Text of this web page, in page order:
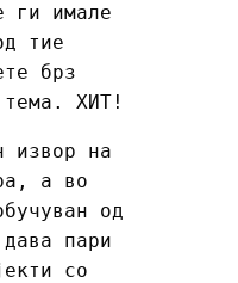
ги имале
тие
брз
тема. ХИТ!
извор на
а во
од
пари
со